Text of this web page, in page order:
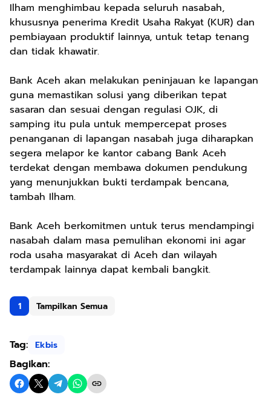
Ilham menghimbau kepada seluruh nasabah,
khususnya penerima Kredit Usaha Rakyat (KUR) dan
pembiayaan produktif lainnya, untuk tetap tenang
dan tidak khawatir.
Bank Aceh akan melakukan peninjauan ke lapangan
guna memastikan solusi yang diberikan tepat
sasaran dan sesuai dengan regulasi OJK, di
samping itu pula untuk mempercepat proses
penanganan di lapangan nasabah juga diharapkan
segera melapor ke kantor cabang Bank Aceh
terdekat dengan membawa dokumen pendukung
yang menunjukkan bukti terdampak bencana,
tambah Ilham.
Bank Aceh berkomitmen untuk terus mendampingi
nasabah dalam masa pemulihan ekonomi ini agar
roda usaha masyarakat di Aceh dan wilayah
terdampak lainnya dapat kembali bangkit.
1 Tampilkan Semua
Tag: Ekbis
Bagikan: